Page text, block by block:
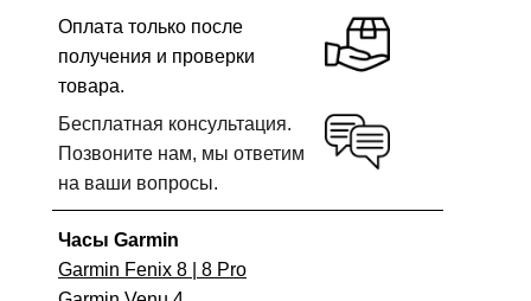
Оплата только после
получения и проверки
товара.
Бесплатная консультация.
Позвоните нам, мы ответим
на ваши вопросы.
Часы Garmin
Garmin Fenix 8 | 8 Pro